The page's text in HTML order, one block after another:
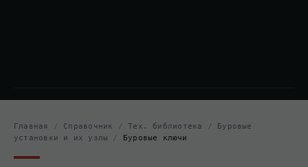
Главная / Справочник /Тех. библиотека / Буровые
установки и их узлы / Буровые ключи